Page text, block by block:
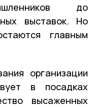
до
выставок. Но
главным
организации
в посадках
высаженных